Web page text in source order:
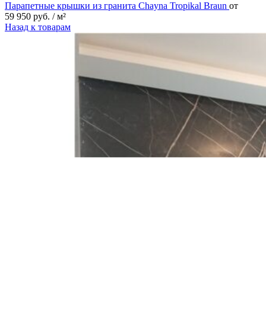
Парапетные крышки из гранита Chayna Tropikal Braun от
59 950 руб. / м²
Назад к товарам